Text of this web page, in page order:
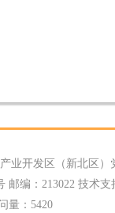
业开发区（新北区）
编：213022 技术支
量： 5420